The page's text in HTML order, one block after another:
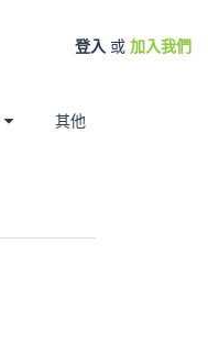
登入 或 加入我們
其他